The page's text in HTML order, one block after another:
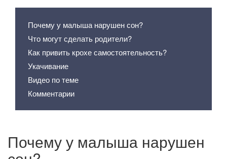
Почему у малыша нарушен сон?
Что могут сделать родители?
Как привить крохе самостоятельность?
Укачивание
Видео по теме
Комментарии
Почему у малыша нарушен